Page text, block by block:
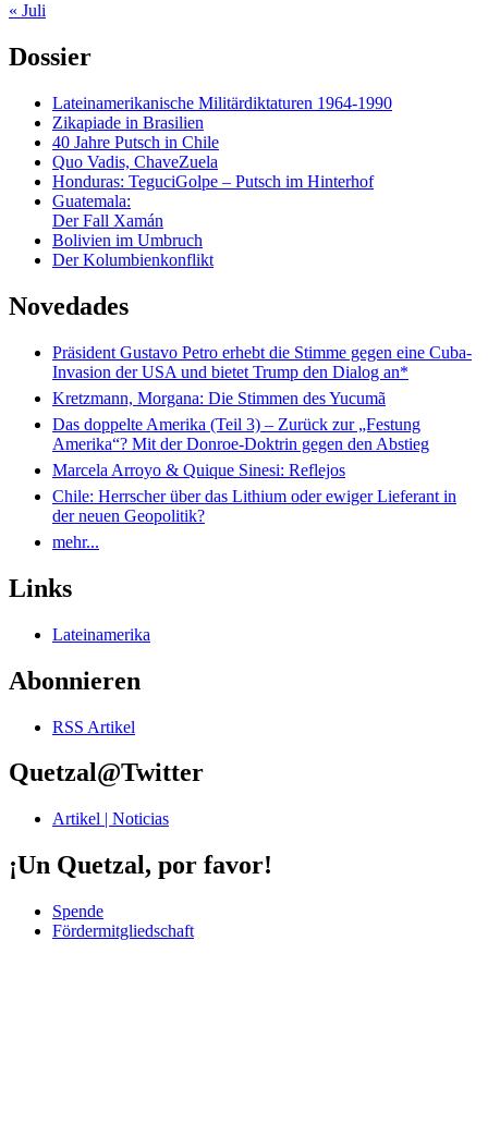
« Juli
Dossier
Lateinamerikanische Militärdiktaturen 1964-1990
Zikapiade in Brasilien
40 Jahre Putsch in Chile
Quo Vadis, ChaveZuela
Honduras: TeguciGolpe – Putsch im Hinterhof
Guatemala:
Der Fall Xamán
Bolivien im Umbruch
Der Kolumbienkonflikt
Novedades
Präsident Gustavo Petro erhebt die Stimme gegen eine Cuba-
Invasion der USA und bietet Trump den Dialog an*
Kretzmann, Morgana: Die Stimmen des Yucumã
Das doppelte Amerika (Teil 3) – Zurück zur „Festung
Amerika“? Mit der Donroe-Doktrin gegen den Abstieg
Marcela Arroyo & Quique Sinesi: Reflejos
Chile: Herrscher über das Lithium oder ewiger Lieferant in
der neuen Geopolitik?
mehr...
Links
Lateinamerika
Abonnieren
RSS Artikel
Quetzal@Twitter
Artikel | Noticias
¡Un Quetzal, por favor!
Spende
Fördermitgliedschaft